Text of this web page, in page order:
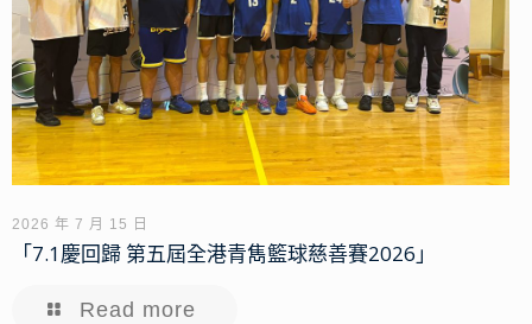
2026 年 7 月 15 日
「7.1慶回歸 第五屆全港青雋籃球慈善賽2026」
Read more